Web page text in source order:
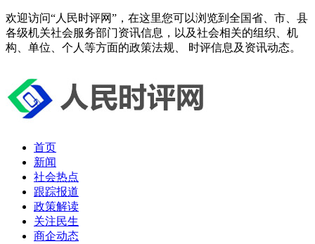
欢迎访问“人民时评网”，在这里您可以浏览到全国省、市、县
各级机关社会服务部门资讯信息，以及社会相关的组织、机
构、单位、个人等方面的政策法规、 时评信息及资讯动态。
首页
新闻
社会热点
跟踪报道
政策解读
关注民生
商企动态